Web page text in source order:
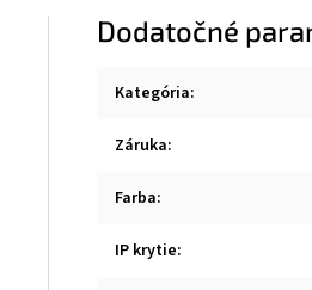
Dodatočné
Kategória:
Záruka:
Farba:
IP krytie: